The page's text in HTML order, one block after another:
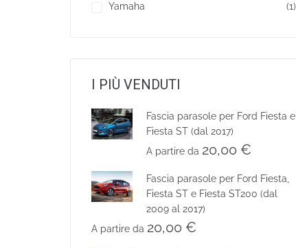
Yamaha
(1)
I PIÙ VENDUTI
Fascia parasole per Ford Fiesta e
Fiesta ST (dal 2017)
A partire da 20,00 €
Fascia parasole per Ford Fiesta,
Fiesta ST e Fiesta ST200 (dal
2009 al 2017)
A partire da 20,00 €